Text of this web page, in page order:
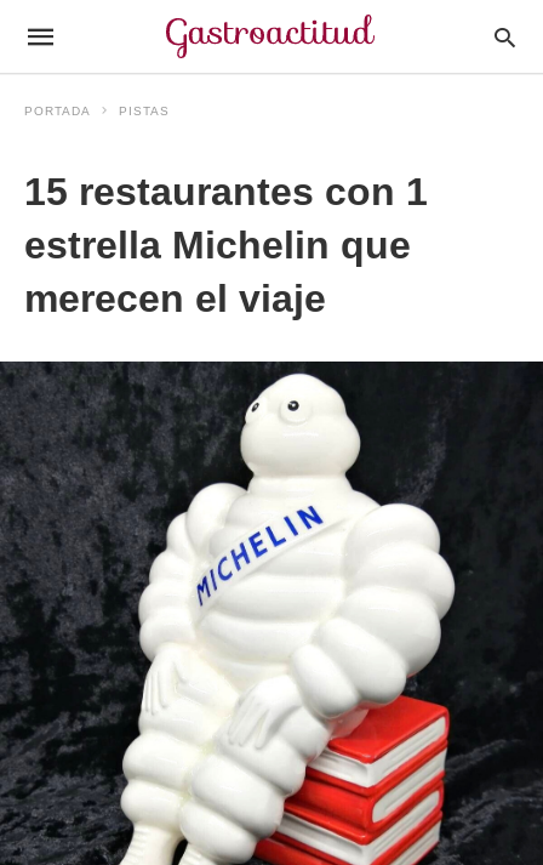
PORTADA PISTAS
15 restaurantes con 1
estrella Michelin que
merecen el viaje